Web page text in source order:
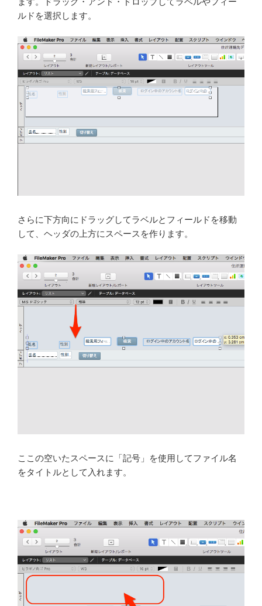
ルドを選択します。
さらに下方向にドラッグしてラベルとフィールドを移動
して、ヘッダの上方にスペースを作ります。
ここの空いたスペースに「記号」を使用してファイル名
をタイトルとして入れます。